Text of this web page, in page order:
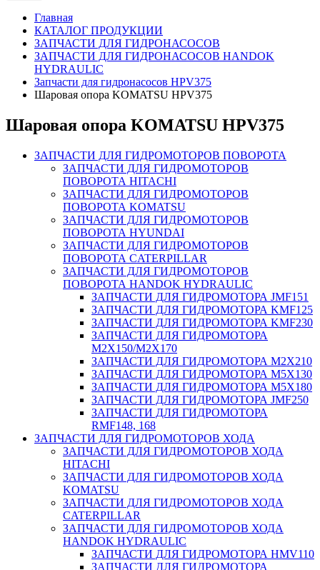
Главная
КАТАЛОГ ПРОДУКЦИИ
ЗАПЧАСТИ ДЛЯ ГИДРОНАСОСОВ
ЗАПЧАСТИ ДЛЯ ГИДРОНАСОСОВ HANDOK
HYDRAULIC
Запчасти для гидронасосов HPV375
Шаровая опора KOMATSU HPV375
Шаровая опора KOMATSU HPV375
ЗАПЧАСТИ ДЛЯ ГИДРОМОТОРОВ ПОВОРОТА
ЗАПЧАСТИ ДЛЯ ГИДРОМОТОРОВ
ПОВОРОТА HITACHI
ЗАПЧАСТИ ДЛЯ ГИДРОМОТОРОВ
ПОВОРОТА KOMATSU
ЗАПЧАСТИ ДЛЯ ГИДРОМОТОРОВ
ПОВОРОТА HYUNDAI
ЗАПЧАСТИ ДЛЯ ГИДРОМОТОРОВ
ПОВОРОТА CATERPILLAR
ЗАПЧАСТИ ДЛЯ ГИДРОМОТОРОВ
ПОВОРОТА HANDOK HYDRAULIC
ЗАПЧАСТИ ДЛЯ ГИДРОМОТОРА JMF151
ЗАПЧАСТИ ДЛЯ ГИДРОМОТОРА KMF125
ЗАПЧАСТИ ДЛЯ ГИДРОМОТОРА KMF230
ЗАПЧАСТИ ДЛЯ ГИДРОМОТОРА
M2X150/M2X170
ЗАПЧАСТИ ДЛЯ ГИДРОМОТОРА M2X210
ЗАПЧАСТИ ДЛЯ ГИДРОМОТОРА M5X130
ЗАПЧАСТИ ДЛЯ ГИДРОМОТОРА M5X180
ЗАПЧАСТИ ДЛЯ ГИДРОМОТОРА JMF250
ЗАПЧАСТИ ДЛЯ ГИДРОМОТОРА
RMF148, 168
ЗАПЧАСТИ ДЛЯ ГИДРОМОТОРОВ ХОДА
ЗАПЧАСТИ ДЛЯ ГИДРОМОТОРОВ ХОДА
HITACHI
ЗАПЧАСТИ ДЛЯ ГИДРОМОТОРОВ ХОДА
KOMATSU
ЗАПЧАСТИ ДЛЯ ГИДРОМОТОРОВ ХОДА
CATERPILLAR
ЗАПЧАСТИ ДЛЯ ГИДРОМОТОРОВ ХОДА
HANDOK HYDRAULIC
ЗАПЧАСТИ ДЛЯ ГИДРОМОТОРА HMV110
ЗАПЧАСТИ ДЛЯ ГИДРОМОТОРА